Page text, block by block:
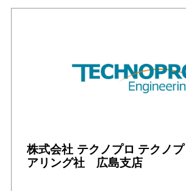
株式会社 テクノプロ テクノ
アリング社 広島支店